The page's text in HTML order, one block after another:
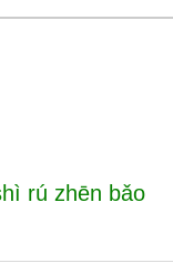
rú zhēn bǎo